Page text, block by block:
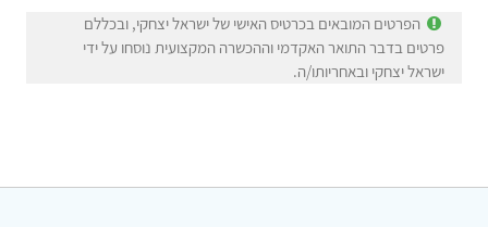
הפרטים המובאים בכרטיס האישי של ישראל יצחקי, ובכללם
פרטים בדבר התואר האקדמי וההכשרה המקצועית נוסחו על ידי
ישראל יצחקי ובאחריותו/ה.